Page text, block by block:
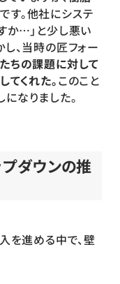
です。他社にシステ
か…」と少し悪い
、当時の匠フォー
ちの課題に対して
くれた。このこと
なりました。
ダウンの推
を進める中で、壁